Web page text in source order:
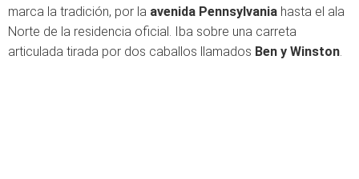
marca la tradición, por la avenida Pennsylvania hasta el ala
Norte de la residencia oficial. Iba sobre una carreta
articulada tirada por dos caballos llamados Ben y Winston